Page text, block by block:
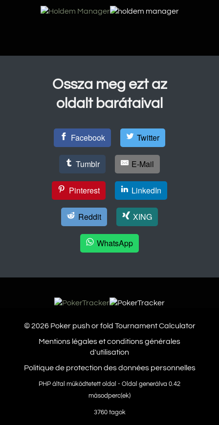
Ossza meg ezt az
oldalt barátaival
Facebook Twitter
Tumblr E-Mail
Pinterest LinkedIn
Reddit XING
WhatsApp
© 2026 Poker push or fold Tournament Calculator
Mentions légales et conditions générales
d'utilisation
Politique de protection des données personnelles
PHP által működtetett oldal - Oldal generálva 0.42
másodperc(ek)
3760 tagok